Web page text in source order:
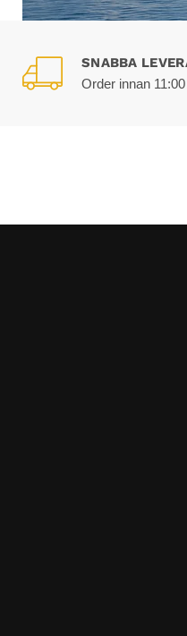
SNABBA
Order innan